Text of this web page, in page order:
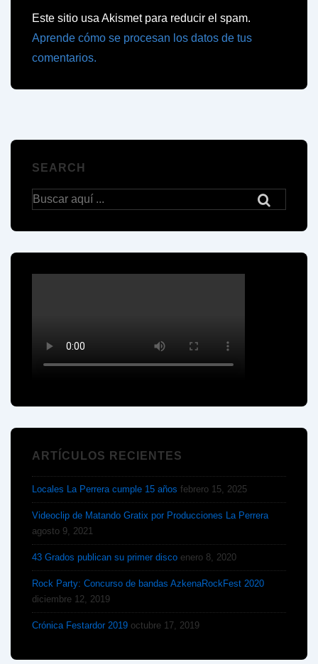
Este sitio usa Akismet para reducir el spam.
Aprende cómo se procesan los datos de tus
comentarios.
SEARCH
Buscar
por:
ARTÍCULOS RECIENTES
Locales La Perrera cumple 15 años febrero 15, 2025
Videoclip de Matando Gratix por Producciones La Perrera
agosto 9, 2021
43 Grados publican su primer disco enero 8, 2020
Rock Party: Concurso de bandas AzkenaRockFest 2020
diciembre 12, 2019
Crónica Festardor 2019 octubre 17, 2019